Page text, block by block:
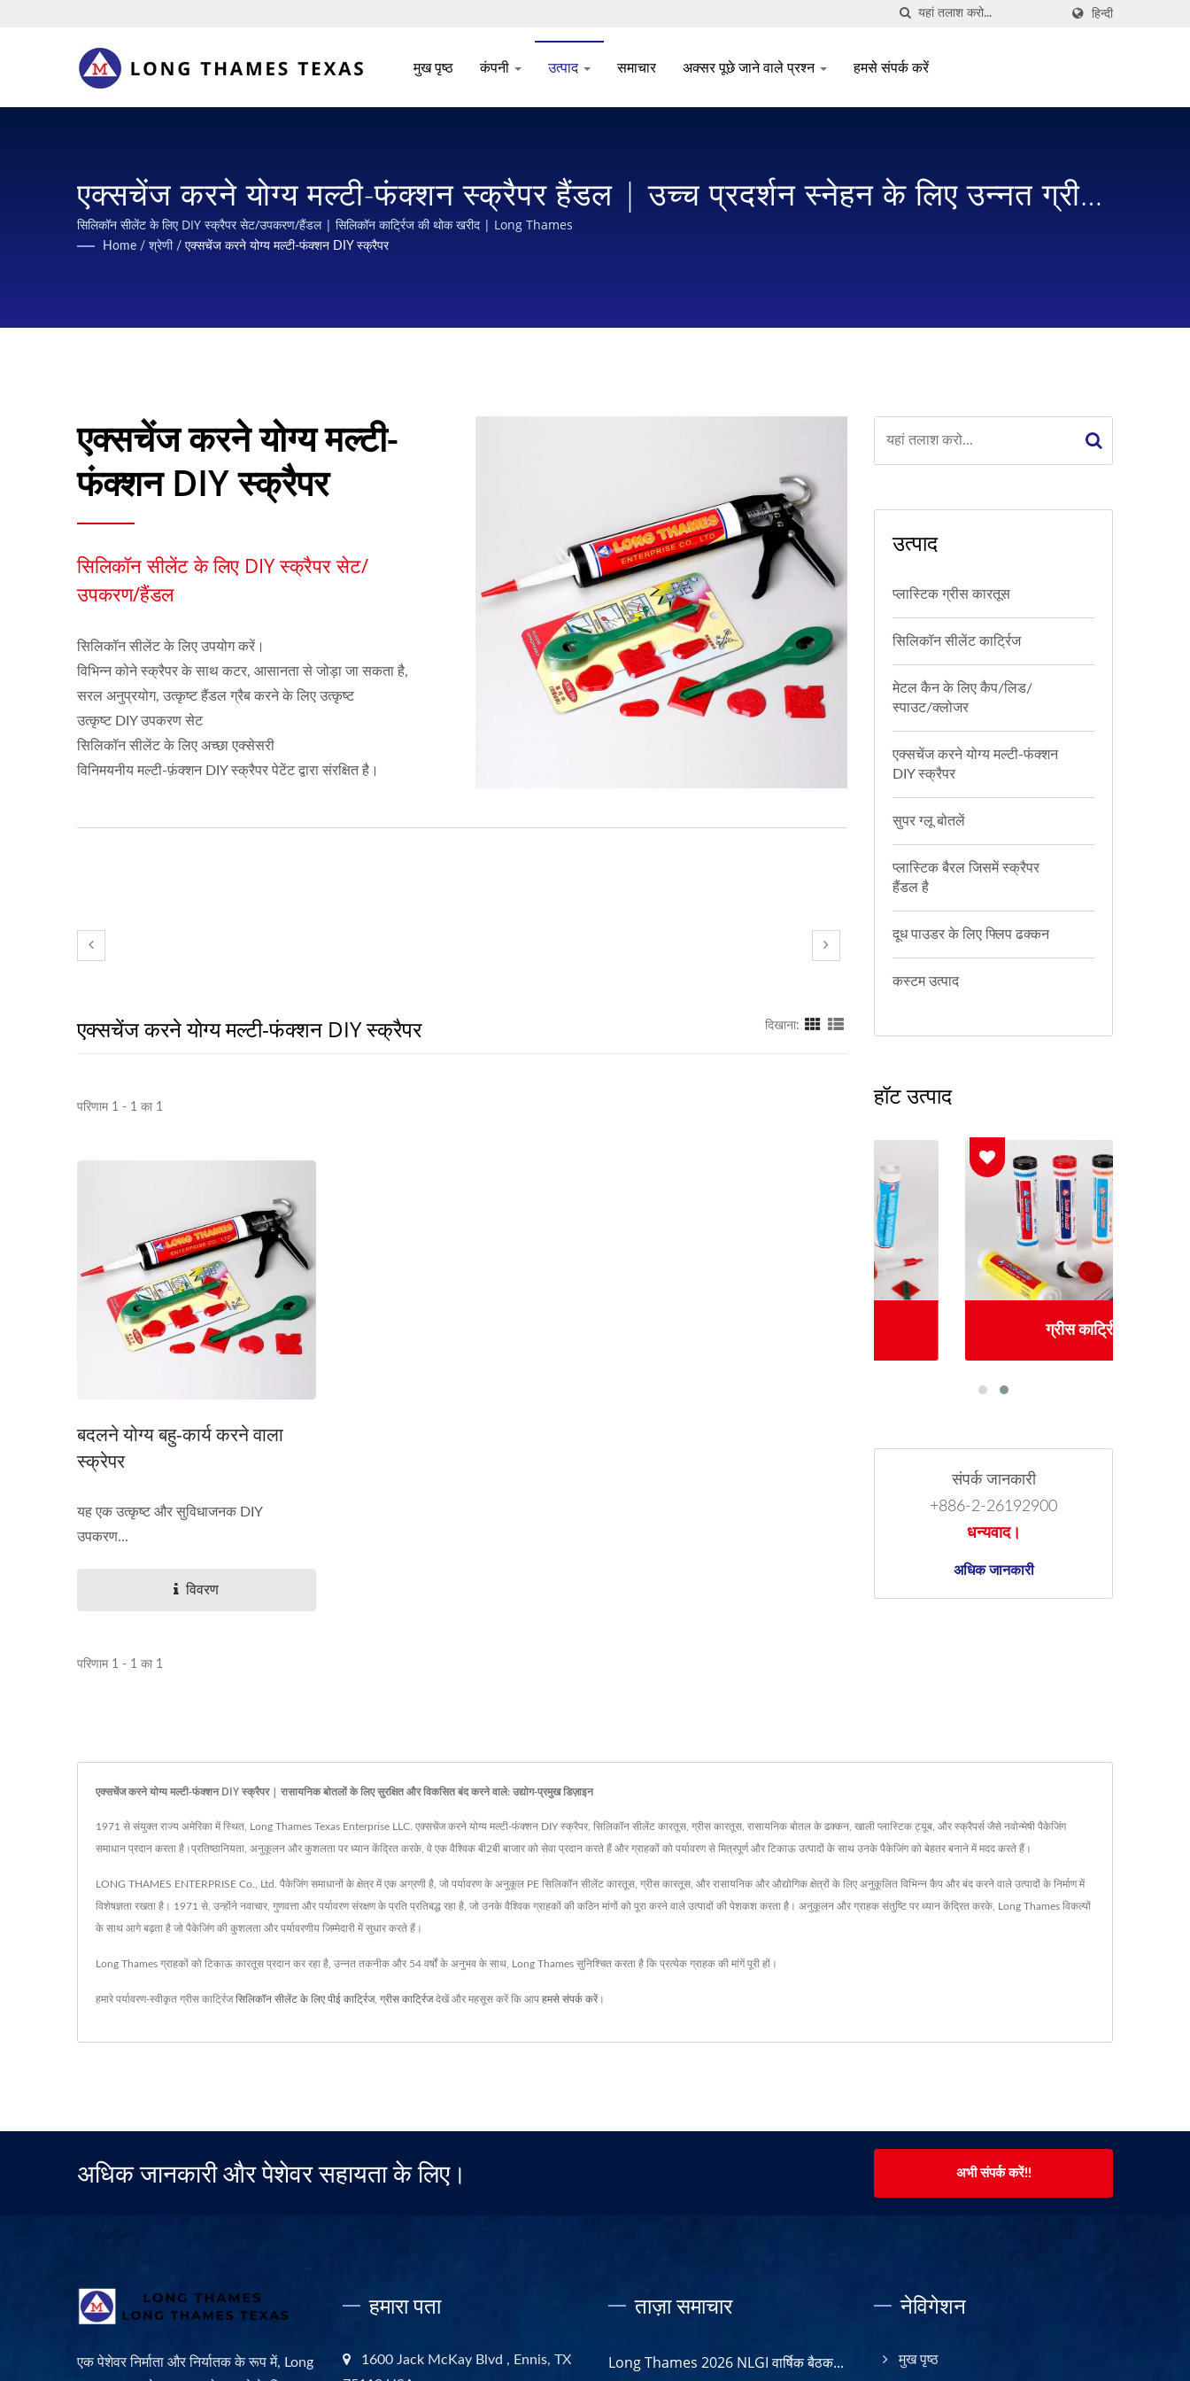
हिन्दी
मुख पृष्ठ कंपनी उत्पाद समाचार अक्सर पूछे जाने वाले प्रश्न हमसे संपर्क करें
एक्सचेंज करने योग्य मल्टी-फंक्शन स्क्रैपर हैंडल | उच्च प्रदर्शन स्नेहन के लिए उन्नत ग्रीस
कार्ट्रिज समाधान
सिलिकॉन सीलेंट के लिए DIY स्क्रैपर सेट/उपकरण/हैंडल | सिलिकॉन कार्ट्रिज की थोक खरीद | Long Thames
Home / श्रेणी / एक्सचेंज करने योग्य मल्टी-फंक्शन DIY स्क्रैपर
एक्सचेंज करने योग्य मल्टी-
फंक्शन DIY स्क्रैपर
सिलिकॉन सीलेंट के लिए DIY स्क्रैपर सेट/
उपकरण/हैंडल
सिलिकॉन सीलेंट के लिए उपयोग करें।
विभिन्न कोने स्क्रैपर के साथ कटर, आसानता से जोड़ा जा सकता है,
सरल अनुप्रयोग, उत्कृष्ट हैंडल ग्रैब करने के लिए उत्कृष्ट
उत्कृष्ट DIY उपकरण सेट
सिलिकॉन सीलेंट के लिए अच्छा एक्सेसरी
विनिमयनीय मल्टी-फ़ंक्शन DIY स्क्रैपर पेटेंट द्वारा संरक्षित है।
एक्सचेंज करने योग्य मल्टी-फंक्शन DIY स्क्रैपर दिखाना:
परिणाम 1 - 1 का 1
बदलने योग्य बहु-कार्य करने वाला
स्क्रेपर
यह एक उत्कृष्ट और सुविधाजनक DIY
उपकरण...
विवरण
परिणाम 1 - 1 का 1
उत्पाद
प्लास्टिक ग्रीस कारतूस
सिलिकॉन सीलेंट कार्ट्रिज
मेटल कैन के लिए कैप/लिड/
स्पाउट/क्लोजर
एक्सचेंज करने योग्य मल्टी-फंक्शन
DIY स्क्रैपर
सुपर ग्लू बोतलें
प्लास्टिक बैरल जिसमें स्क्रैपर
हैंडल है
दूध पाउडर के लिए फ्लिप ढक्कन
कस्टम उत्पाद
हॉट उत्पाद
सिलिकॉन कार्ट्रिज
संपर्क जानकारी
+886-2-26192900
धन्यवाद।
अधिक जानकारी
एक्सचेंज करने योग्य मल्टी-फंक्शन DIY स्क्रैपर | रासायनिक बोतलों के लिए सुरक्षित और विकसित बंद करने वाले: उद्योग-प्रमुख डिज़ाइन
1971 से संयुक्त राज्य अमेरिका में स्थित, Long Thames Texas Enterprise LLC. एक्सचेंज करने योग्य मल्टी-फंक्शन DIY स्क्रैपर, सिलिकॉन सीलेंट कारतूस, ग्रीस कारतूस, रासायनिक बोतल के ढक्कन, खाली प्लास्टिक ट्यूब, और स्क्रैपर्स जैसे नवोन्मेषी पैकेजिंग
समाधान प्रदान करता है।प्रतिष्ठानियता, अनुकूलन और कुशलता पर ध्यान केंद्रित करके, वे एक वैश्विक बी2बी बाजार को सेवा प्रदान करते हैं और ग्राहकों को पर्यावरण से मित्रपूर्ण और टिकाऊ उत्पादों के साथ उनके पैकेजिंग को बेहतर बनाने में मदद करते हैं।
LONG THAMES ENTERPRISE Co., Ltd. पैकेजिंग समाधानों के क्षेत्र में एक अग्रणी है, जो पर्यावरण के अनुकूल PE सिलिकॉन सीलेंट कारतूस, ग्रीस कारतूस, और रासायनिक और औद्योगिक क्षेत्रों के लिए अनुकूलित विभिन्न कैप और बंद करने वाले उत्पादों के निर्माण में
विशेषज्ञता रखता है। 1971 से, उन्होंने नवाचार, गुणवत्ता और पर्यावरण संरक्षण के प्रति प्रतिबद्ध रहा है, जो उनके वैश्विक ग्राहकों की कठिन मांगों को पूरा करने वाले उत्पादों की पेशकश करता है। अनुकूलन और ग्राहक संतुष्टि पर ध्यान केंद्रित करके, Long Thames विकल्पों
के साथ आगे बढ़ता है जो पैकेजिंग की कुशलता और पर्यावरणीय जिम्मेदारी में सुधार करते हैं।
Long Thames ग्राहकों को टिकाऊ कारतूस प्रदान कर रहा है, उन्नत तकनीक और 54 वर्षों के अनुभव के साथ, Long Thames सुनिश्चित करता है कि प्रत्येक ग्राहक की मांगें पूरी हों।
हमारे पर्यावरण-स्वीकृत ग्रीस कार्ट्रिजसिलिकॉन सीलेंट के लिए पीई कार्ट्रिज, ग्रीस कार्ट्रिजदेखें और महसूस करें कि आप हमसे संपर्क करें।
अधिक जानकारी और पेशेवर सहायता के लिए। अभी संपर्क करें!!
एक पेशेवर निर्माता और निर्यातक के रूप में, Long
हमारा पता
1600 Jack McKay Blvd , Ennis, TX
ताज़ा समाचार
Long Thames 2026 NLGI वार्षिक बैठक...
नेविगेशन
मुख पृष्ठ